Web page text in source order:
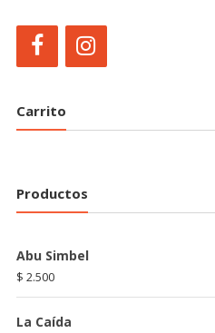
Carrito
Productos
Abu Simbel
$ 2.500
La Caída